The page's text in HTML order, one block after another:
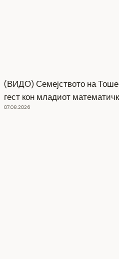
(ВИДО) Семејството на
гест кон младиот
07.08.2026